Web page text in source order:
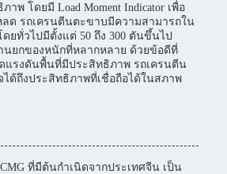
พ โดยมี Load Moment Indicator เพื่อ
ลด รถเครนตีนตะขาบมีความสามารถใน
ยทั่วไปมีตั้งแต่ 50 ถึง 300 ตันขึ้นไป
นยกของหนักที่หลากหลาย ด้วยข้อดีที่
แรงดันพื้นที่มีประสิทธิภาพ รถเครนตีน
ด้ถึงประสิทธิภาพที่เชื่อถือได้ในสภาพ
ที่มีต้นกำเนิดจากประเทศจีน เป็น